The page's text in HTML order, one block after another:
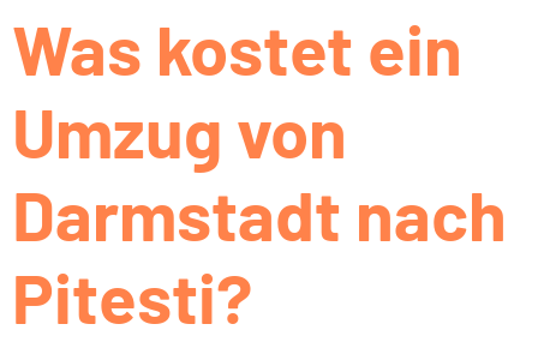
Was kostet ein
Umzug von
Darmstadt nach
Pitesti?